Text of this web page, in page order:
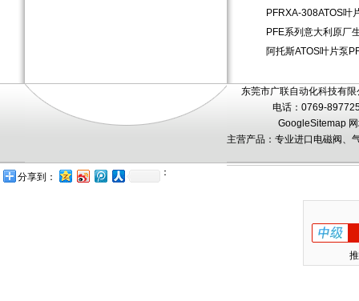
PFRXA-308ATOS叶
PFE系列意大利原厂
阿托斯ATOS叶片泵
东莞市广联自动化科技有
电话：0769-
GoogleSitemap
主营产品：专业进口电磁阀、
：
分享到：